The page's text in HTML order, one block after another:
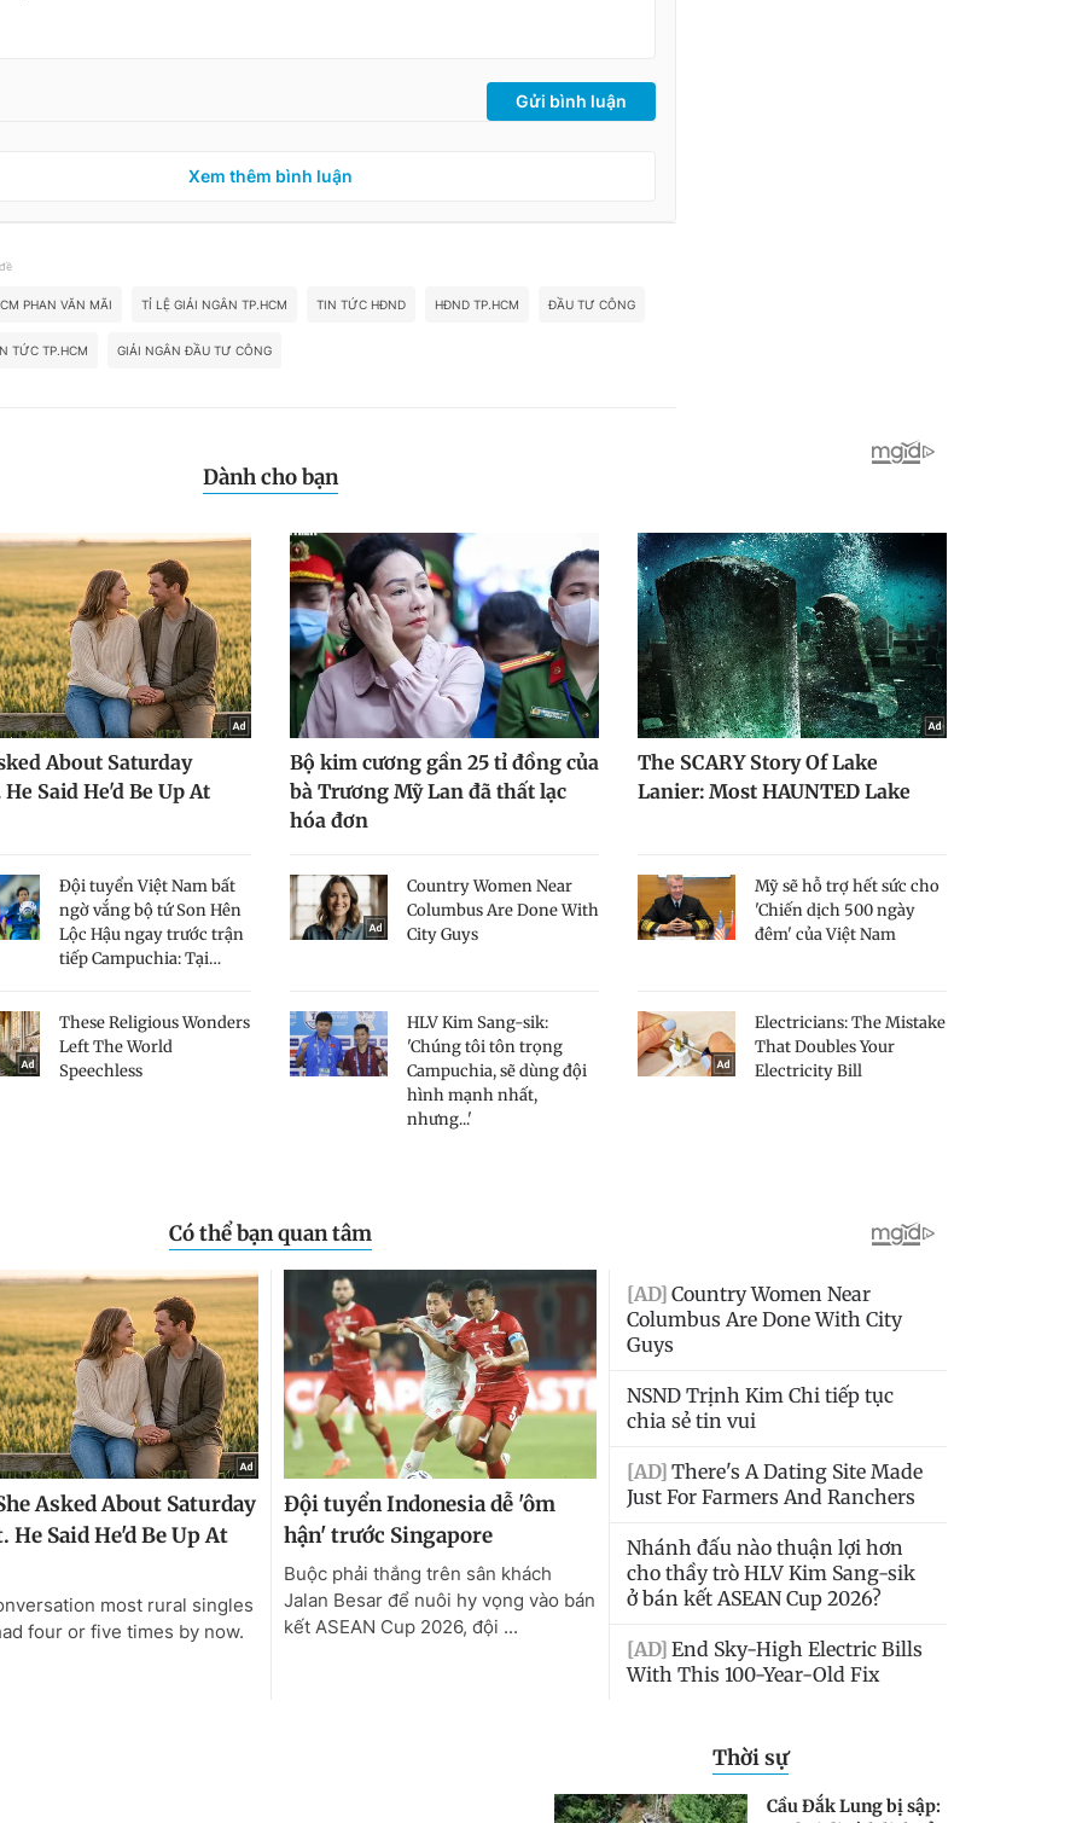
Gửi bình luận
Xem thêm bình luận
PHAN VĂN MÃI TỈ LỆ GIẢI NGÂN TP.HCM TIN TỨC HĐND HĐND TP.HCM ĐẦU TƯ CÔNG
TỨC TP.HCM GIẢI NGÂN ĐẦU TƯ CÔNG
Thời sự
Cầu Đắk Lung bị sập: